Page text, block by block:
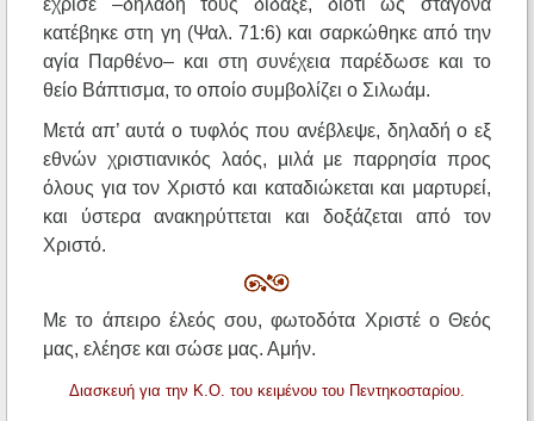
έχρισε –δηλαδή τους δίδαξε, διότι ως σταγόνα
κατέβηκε στη γη (Ψαλ. 71:6) και σαρκώθηκε από την
αγία Παρθένο– και στη συνέχεια παρέδωσε και το
θείο Βάπτισμα, το οποίο συμβολίζει ο Σιλωάμ.
Μετά απ’ αυτά ο τυφλός που ανέβλεψε, δηλαδή ο εξ
εθνών χριστιανικός λαός, μιλά με παρρησία προς
όλους για τον Χριστό και καταδιώκεται και μαρτυρεί,
και ύστερα ανακηρύττεται και δοξάζεται από τον
Χριστό.
Με το άπειρο έλεός σου, φωτοδότα Χριστέ ο Θεός
μας, ελέησε και σώσε μας. Αμήν.
Διασκευή για την Κ.Ο. του κειμένου του Πεντηκοσταρίου.